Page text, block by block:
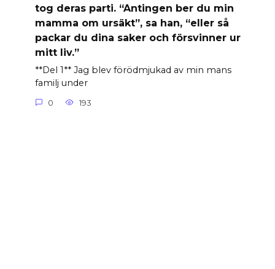
tog deras parti. “Antingen ber du min
mamma om ursäkt”, sa han, “eller så
packar du dina saker och försvinner ur
mitt liv.”
**Del 1** Jag blev förödmjukad av min mans
familj under
0 193